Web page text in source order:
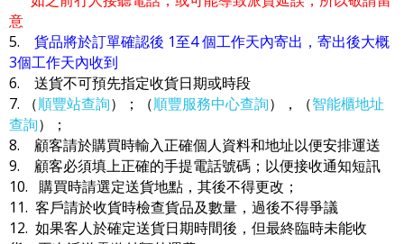
意
5. 貨品將於訂單確認後 1至4 個工作天內寄出，寄出後大概
3個工作天內收到
6. 送貨不可預先指定收貨日期或時段
7. （順豐站查詢）；（順豐服務中心查詢），（智能櫃地址
查詢）；
8. 顧客請於購買時輸入正確個人資料和地址以便安排運送
9. 顧客必須填上正確的手提電話號碼；以便接收通知短訊
10. 購買時請選定送貨地點，其後不得更改；
11. 客戶請於收貨時檢查貨品及數量，過後不得爭議
12. 如果客人於確定送貨日期時間後，但最終臨時未能收